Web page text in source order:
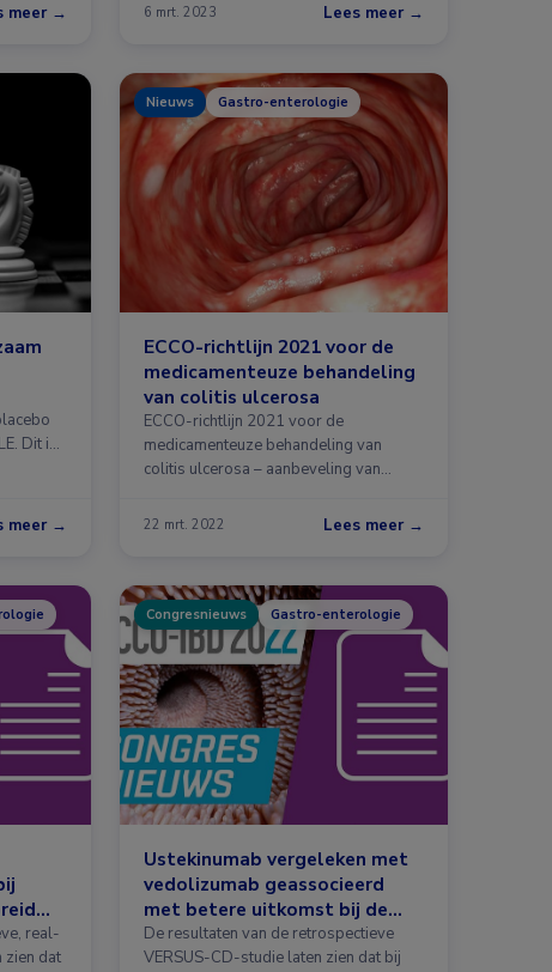
meer → 6 mrt. 2023 Lees meer →
Dit is
meer →
Nieuws Gastro-enterologie
ECCO-richtlijn 2021 voor de
medicamenteuze behandeling
van colitis ulcerosa
ECCO-richtlijn 2021 voor de
medicamenteuze behandeling van
colitis ulcerosa – aanbeveling van
22 mrt. 2022 Lees meer →
real-
zien dat
Congresnieuws Gastro-enterologie
Ustekinumab vergeleken met
vedolizumab geassocieerd
met betere uitkomst bij de
ziekte van Crohn
De resultaten van de retrospectieve
VERSUS-CD-studie laten zien dat bij